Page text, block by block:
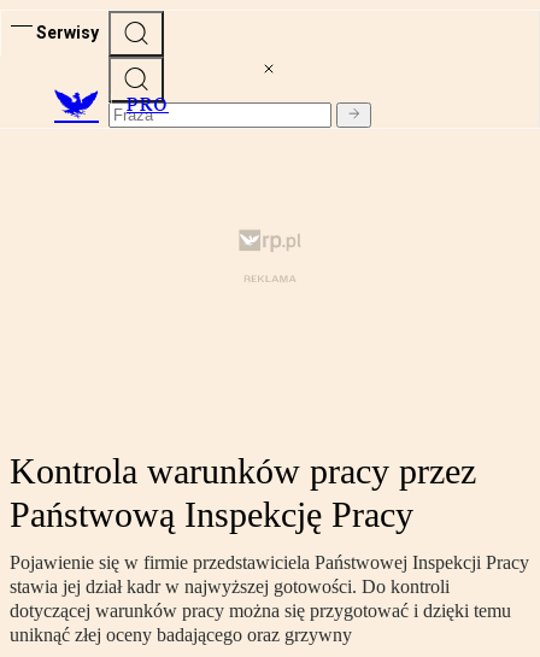
Serwisy
PRO
Kontrola warunków pracy przez
Państwową Inspekcję Pracy
Pojawienie się w firmie przedstawiciela Państwowej Inspekcji Pracy
stawia jej dział kadr w najwyższej gotowości. Do kontroli
dotyczącej warunków pracy można się przygotować i dzięki temu
uniknąć złej oceny badającego oraz grzywny